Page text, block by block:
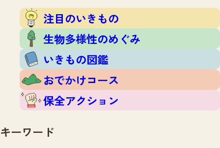
調査結果
ふくおかいきものマップ
マッチングTOP
掲載申し込みフォーム
お問合せ
注目のいきもの
生物多様性のめぐみ
いきもの図鑑
おでかけコース
保全アクション
キーワード